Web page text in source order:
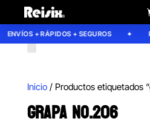
ENVÍOS + RÁPIDOS + SEGUROS
Inicio/ Productos etiquetados
GRAPA NO.206